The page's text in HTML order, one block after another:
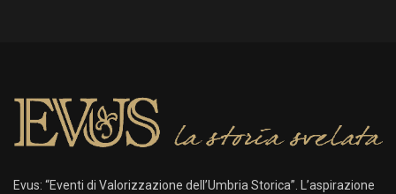
Evus: “Eventi di Valorizzazione dell’Umbria Storica”. L’aspirazione